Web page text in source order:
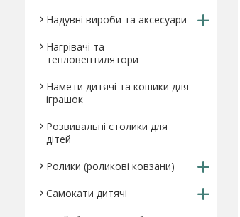
Надувні вироби та аксесуари
Нагрівачі та
тепловентилятори
Намети дитячі та кошики для
іграшок
Розвивальні столики для
дітей
Ролики (роликові ковзани)
Самокати дитячі